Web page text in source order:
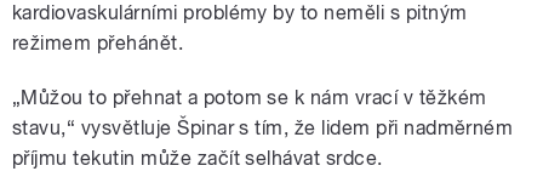
kardiovaskulárními problémy by to neměli s pitným
režimem přehánět.
„Můžou to přehnat a potom se k nám vrací v těžkém
stavu,“ vysvětluje Špinar s tím, že lidem při nadměrném
příjmu tekutin může začít selhávat srdce.